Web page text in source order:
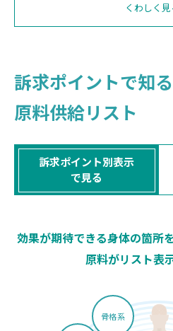
くわしく
訴求ポイントで知る
原料供給リスト
訴求ポイント別表示
で見る
効果が期待できる身体の箇所
原料がリスト表
骨格系